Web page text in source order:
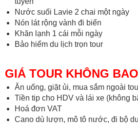
Nước suối Lavie 2 chai một ngày
Nón lát rộng vành đi biển
Khăn lạnh 1 cái mỗi ngày
Bảo hiểm du lịch trọn tour
GIÁ TOUR KHÔNG
Ăn uống, giặt ủi, mua sắm ngoài
Tiền tip cho HDV và lái xe (không
Hoá đơn VAT
Cano dù lượn, mô tô nước, đi bộ